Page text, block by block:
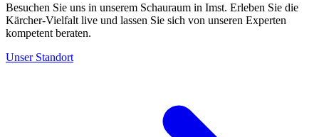
Besuchen Sie uns in unserem Schauraum in Imst. Erleben Sie die
Kärcher-Vielfalt live und lassen Sie sich von unseren Experten
kompetent beraten.
Unser Standort